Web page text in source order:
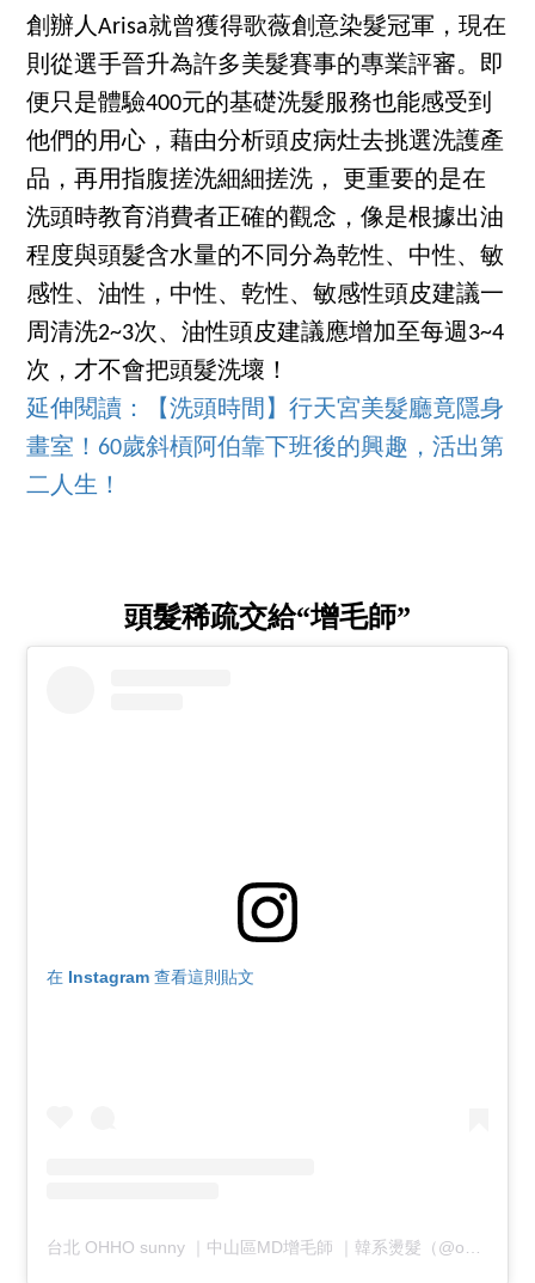
創辦人Arisa就曾獲得歌薇創意染髮冠軍，現在
則從選手晉升為許多美髮賽事的專業評審。即
便只是體驗400元的基礎洗髮服務也能感受到
他們的用心，藉由分析頭皮病灶去挑選洗護產
品，再用指腹搓洗細細搓洗， 更重要的是在
洗頭時教育消費者正確的觀念，像是根據出油
程度與頭髮含水量的不同分為乾性、中性、敏
感性、油性，中性、乾性、敏感性頭皮建議一
周清洗2~3次、油性頭皮建議應增加至每週3~4
次，才不會把頭髮洗壞！
延伸閱讀：
【洗頭時間】行天宮美髮廳竟隱身
畫室！60歲斜槓阿伯靠下班後的興趣，活出第
二人生！
頭髮稀疏交給“增毛師”
在 Instagram 查看這則貼文
台北 OHHO sunny ｜中山區MD增毛師 ｜韓系燙髮（@ohho_sunny_hair_）分享的貼文